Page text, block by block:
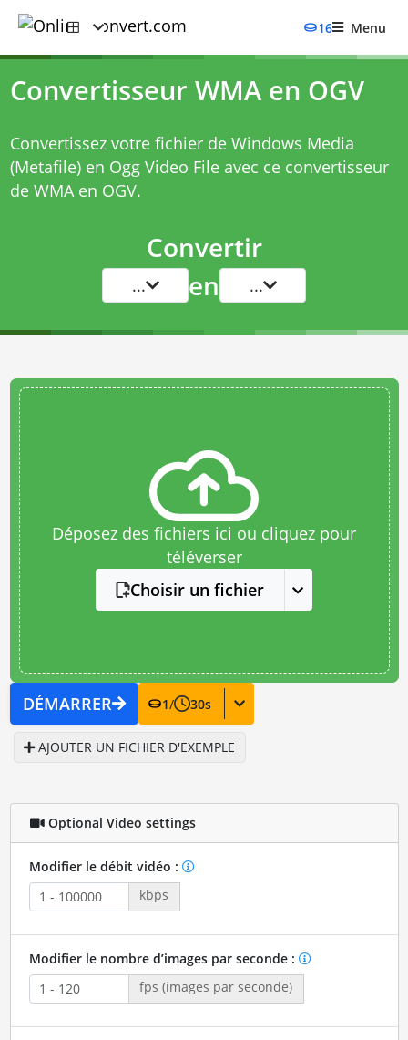
16 Menu
Convertisseur WMA en OGV
Convertissez votre fichier de Windows Media
(Metafile) en Ogg Video File avec ce convertisseur
de WMA en OGV.
Convertir
... en ...
Déposez des fichiers ici ou cliquez pour
téléverser
Choisir un fichier
DÉMARRER 1/ 30s
AJOUTER UN FICHIER D'EXEMPLE
Optional Video settings
Modifier le débit vidéo :
kbps
Modifier le nombre d’images par seconde :
fps (images par seconde)